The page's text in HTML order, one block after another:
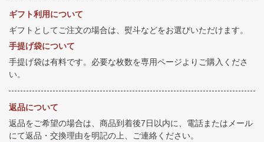
ギフト利用について
ギフトとしてご注文の場合は、熨斗などをお選びいただけます。
手提げ袋について
手提げ袋は有料です。必要な枚数を専用ページよりご購入くださ
い。
返品について
返品をご希望の場合は、商品到着後7日以内に、電話またはメール
にて返品・交換理由を明記の上、ご連絡ください。